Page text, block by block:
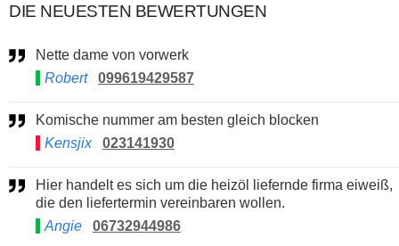
DIE NEUESTEN BEWERTUNGEN
Nette dame von vorwerk
Robert
099619429587
Komische nummer am besten gleich blocken
Kensjix
023141930
Hier handelt es sich um die heizöl liefernde firma eiweiß,
die den liefertermin vereinbaren wollen.
Angie
06732944986